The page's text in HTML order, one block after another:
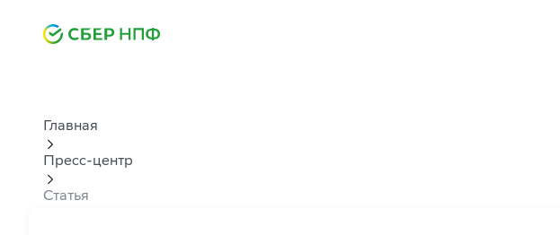
Главная
Пресс-центр
Статья